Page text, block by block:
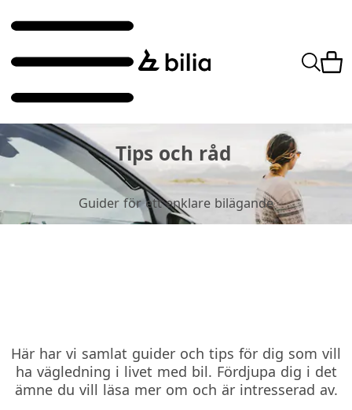
Tips och råd
Guider för ett enklare bilägande
Här har vi samlat guider och tips för dig som vill
ha vägledning i livet med bil. Fördjupa dig i det
ämne du vill läsa mer om och är intresserad av.